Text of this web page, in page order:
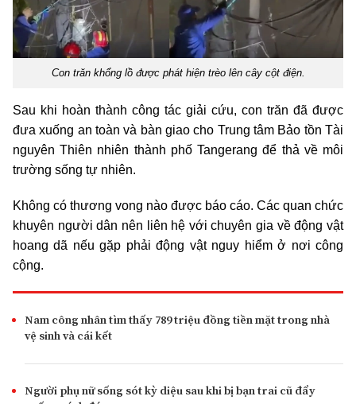
Con trăn khổng lồ được phát hiện trèo lên cây cột điện.
Sau khi hoàn thành công tác giải cứu, con trăn đã được
đưa xuống an toàn và bàn giao cho Trung tâm Bảo tồn Tài
nguyên Thiên nhiên thành phố Tangerang để thả về môi
trường sống tự nhiên.
Không có thương vong nào được báo cáo. Các quan chức
khuyên người dân nên liên hệ với chuyên gia về động vật
hoang dã nếu gặp phải động vật nguy hiểm ở nơi công
cộng.
Nam công nhân tìm thấy 789 triệu đồng tiền mặt trong nhà
vệ sinh và cái kết
Người phụ nữ sống sót kỳ diệu sau khi bị bạn trai cũ đẩy